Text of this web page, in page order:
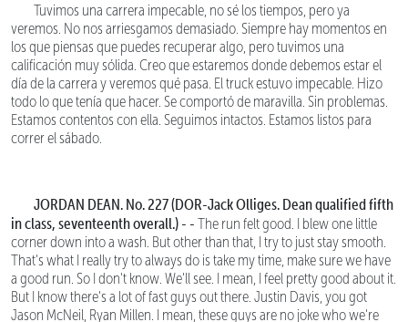
Tuvimos una carrera impecable, no sé los tiempos, pero ya
veremos. No nos arriesgamos demasiado. Siempre hay momentos en
los que piensas que puedes recuperar algo, pero tuvimos una
calificación muy sólida. Creo que estaremos donde debemos estar el
día de la carrera y veremos qué pasa. El truck estuvo impecable. Hizo
todo lo que tenía que hacer. Se comportó de maravilla. Sin problemas.
Estamos contentos con ella. Seguimos intactos. Estamos listos para
correr el sábado.
JORDAN DEAN. No. 227 (DOR-Jack Olliges. Dean qualified fifth
in class, seventeenth overall.) - - The run felt good. I blew one little
corner down into a wash. But other than that, I try to just stay smooth.
That's what I really try to always do is take my time, make sure we have
a good run. So I don't know. We'll see. I mean, I feel pretty good about it.
But I know there's a lot of fast guys out there. Justin Davis, you got
Jason McNeil, Ryan Millen. I mean, these guys are no joke who we're